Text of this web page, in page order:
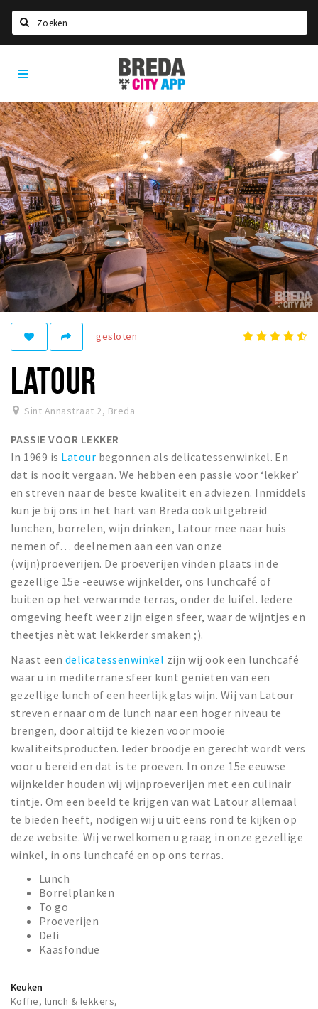
Home
Agenda
Deals
Party pics
Nieuws, interviews & blogs
Eten
Drinken
Slapen
Recreatief
Winkels
Winkelgebieden
Bezienswaardigheden
Musea, theaters & podia
Uitjes & activiteiten
Toeristische routes
Natuurgebieden
Baroniepoorten
Sport
Privacy
Inloggen
Breda
City
App
gesloten
LATOUR
Sint Annastraat 2, Breda
PASSIE VOOR LEKKER
In 1969 is Latour begonnen als delicatessenwinkel. En
dat is nooit vergaan. We hebben een passie voor ‘lekker’
en streven naar de beste kwaliteit en adviezen. Inmiddels
kun je bij ons in het hart van Breda ook uitgebreid
lunchen, borrelen, wijn drinken, Latour mee naar huis
nemen of… deelnemen aan een van onze
(wijn)proeverijen. De proeverijen vinden plaats in de
gezellige 15e -eeuwse wijnkelder, ons lunchcafé of
buiten op het verwarmde terras, onder de luifel. Iedere
omgeving heeft weer zijn eigen sfeer, waar de wijntjes en
theetjes nèt wat lekkerder smaken ;).
Naast een delicatessenwinkel zijn wij ook een lunchcafé
waar u in mediterrane sfeer kunt genieten van een
gezellige lunch of een heerlijk glas wijn. Wij van Latour
streven ernaar om de lunch naar een hoger niveau te
brengen, door altijd te kiezen voor mooie
kwaliteitsproducten. Ieder broodje en gerecht wordt vers
voor u bereid en dat is te proeven. In onze 15e eeuwse
wijnkelder houden wij wijnproeverijen met een culinair
tintje. Om een beeld te krijgen van wat Latour allemaal
te bieden heeft, nodigen wij u uit eens rond te kijken op
deze website. Wij verwelkomen u graag in onze gezellige
winkel, in ons lunchcafé en op ons terras.
Lunch
Borrelplanken
To go
Proeverijen
Deli
Kaasfondue
Keuken
Koffie, lunch & lekkers,